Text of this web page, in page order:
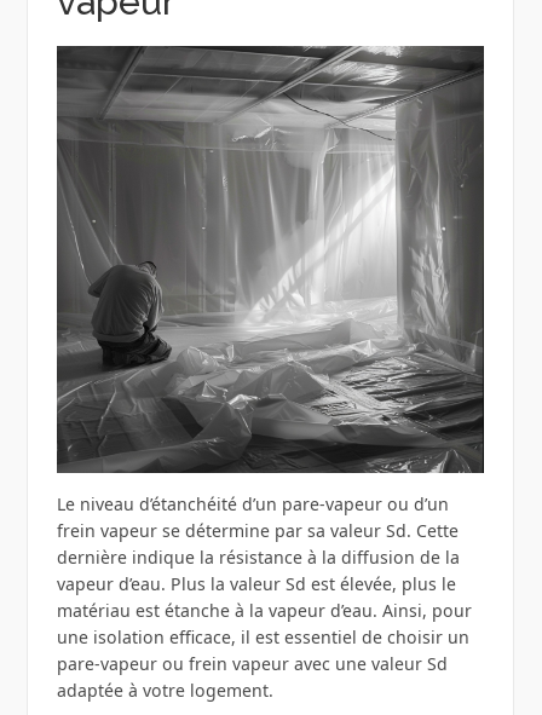
Le niveau d’étanchéité d’un pare-vapeur ou d’un
frein vapeur se détermine par sa valeur Sd. Cette
dernière indique la résistance à la diffusion de la
vapeur d’eau. Plus la valeur Sd est élevée, plus le
matériau est étanche à la vapeur d’eau. Ainsi, pour
une isolation efficace, il est essentiel de choisir un
pare-vapeur ou frein vapeur avec une valeur Sd
adaptée à votre logement.